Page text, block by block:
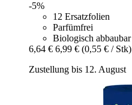
-5%
12 Ersatzfolien
Parfümfrei
Biologisch abbaubar
6,64 € 6,99 € (0,55 € / Stk)
Zustellung bis 12. August